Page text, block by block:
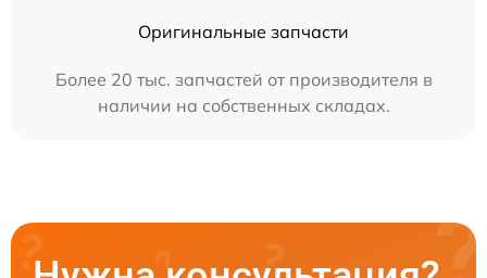
Оригинальные запчасти
Более 20 тыс. запчастей от производителя в
наличии на собственных складах.